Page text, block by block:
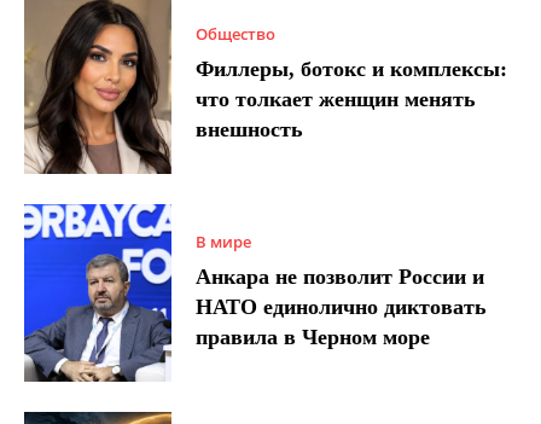
Общество
Филлеры, ботокс и комплексы:
что толкает женщин менять
внешность
В мире
Анкара не позволит России и
НАТО единолично диктовать
правила в Черном море